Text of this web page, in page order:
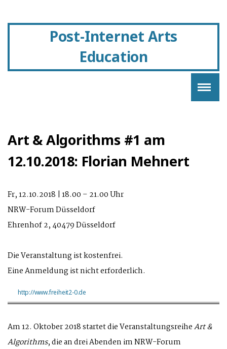
Post-Internet Arts
Education
Art & Algorithms #1 am
12.10.2018: Florian Mehnert
Fr, 12.10.2018 | 18.00 – 21.00 Uhr
NRW-Forum Düsseldorf
Ehrenhof 2, 40479 Düsseldorf
Die Veranstaltung ist kostenfrei.
Eine Anmeldung ist nicht erforderlich.
http://www.freiheit2-0.de
Am 12. Oktober 2018 startet die VeranstaltungsreiheArt &
Algorithms, die an drei Abenden im NRW-Forum